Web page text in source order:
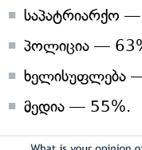
საპატრიარქო
პოლიცია —
ხელისუფლება
მედია — 55%.